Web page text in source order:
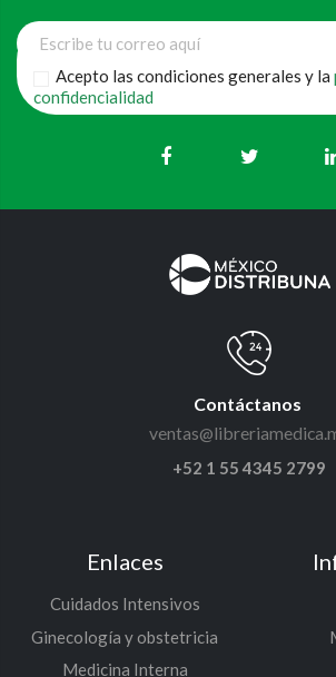
Acepto las condiciones generales y la
confidencialidad
Contáctanos
+52 1 55 4345 2799
Enlaces
Cuidados Intensivos
Ginecología y obstetricia
Medicina Interna